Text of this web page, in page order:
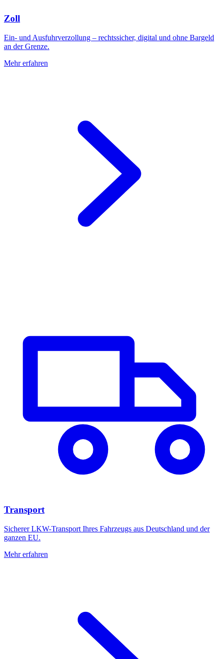
Zoll
Ein- und Ausfuhrverzollung – rechtssicher, digital und ohne Bargeld
an der Grenze.
Mehr erfahren
Transport
Sicherer LKW-Transport Ihres Fahrzeugs aus Deutschland und der
ganzen EU.
Mehr erfahren